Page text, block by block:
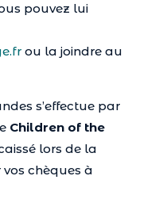
pouvez lui
ou la joindre au
s’effectue par
Children of the
lors de la
vos chèques à